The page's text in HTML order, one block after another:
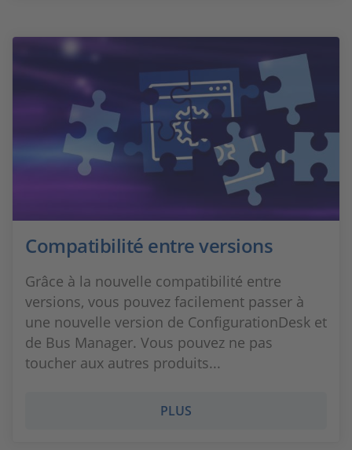
Compatibilité entre versions
Grâce à la nouvelle compatibilité entre
versions, vous pouvez facilement passer à
une nouvelle version de ConfigurationDesk et
de Bus Manager. Vous pouvez ne pas
toucher aux autres produits...
PLUS